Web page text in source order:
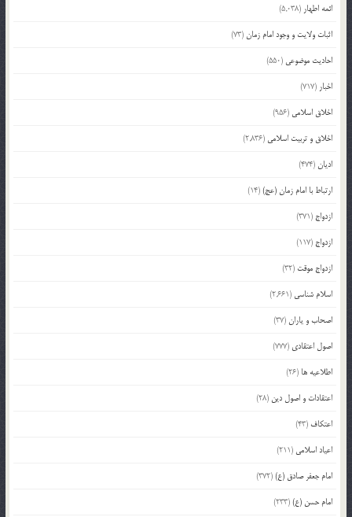
ائمه اطهار (5,038)
اثبات ولایت و وجود امام زمان(73)
احادیث موضوعی (550)
اخبار (717)
اخلاق اسلامی (956)
اخلاق و تربیت اسلامی (2,836)
ادیان(474)
ارتباط با امام زمان (عج)(14)
ازدواج (371)
ازدواج (117)
ازدواج موقت (32)
اسلام شناسی (2,661)
اصحاب و یاران(37)
اصول اعتقادی (777)
اطلاعیه ها (26)
اعتقادات و اصول دین (28)
اعتکاف (43)
اعیاد اسلامی (211)
امام جعفر صادق (ع)(372)
امام حسن (ع)(233)